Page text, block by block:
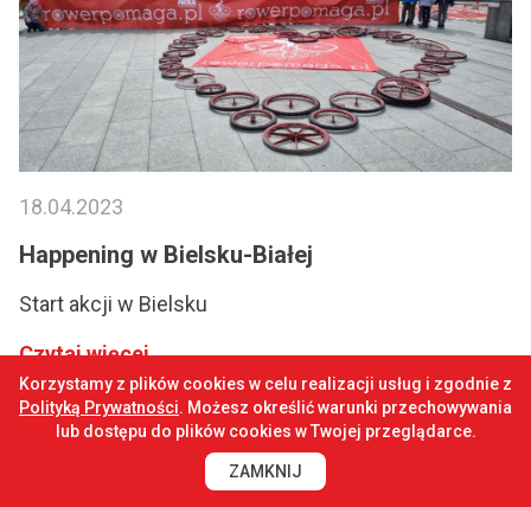
18.04.2023
Happening w Bielsku-Białej
Start akcji w Bielsku
Czytaj więcej
Korzystamy z plików cookies w celu realizacji usług i zgodnie z
Polityką Prywatności. Możesz określić warunki przechowywania
lub dostępu do plików cookies w Twojej przeglądarce.
ZAMKNIJ